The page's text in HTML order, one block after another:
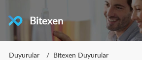
Bitexen
Duyurular Bitexen Duyurular